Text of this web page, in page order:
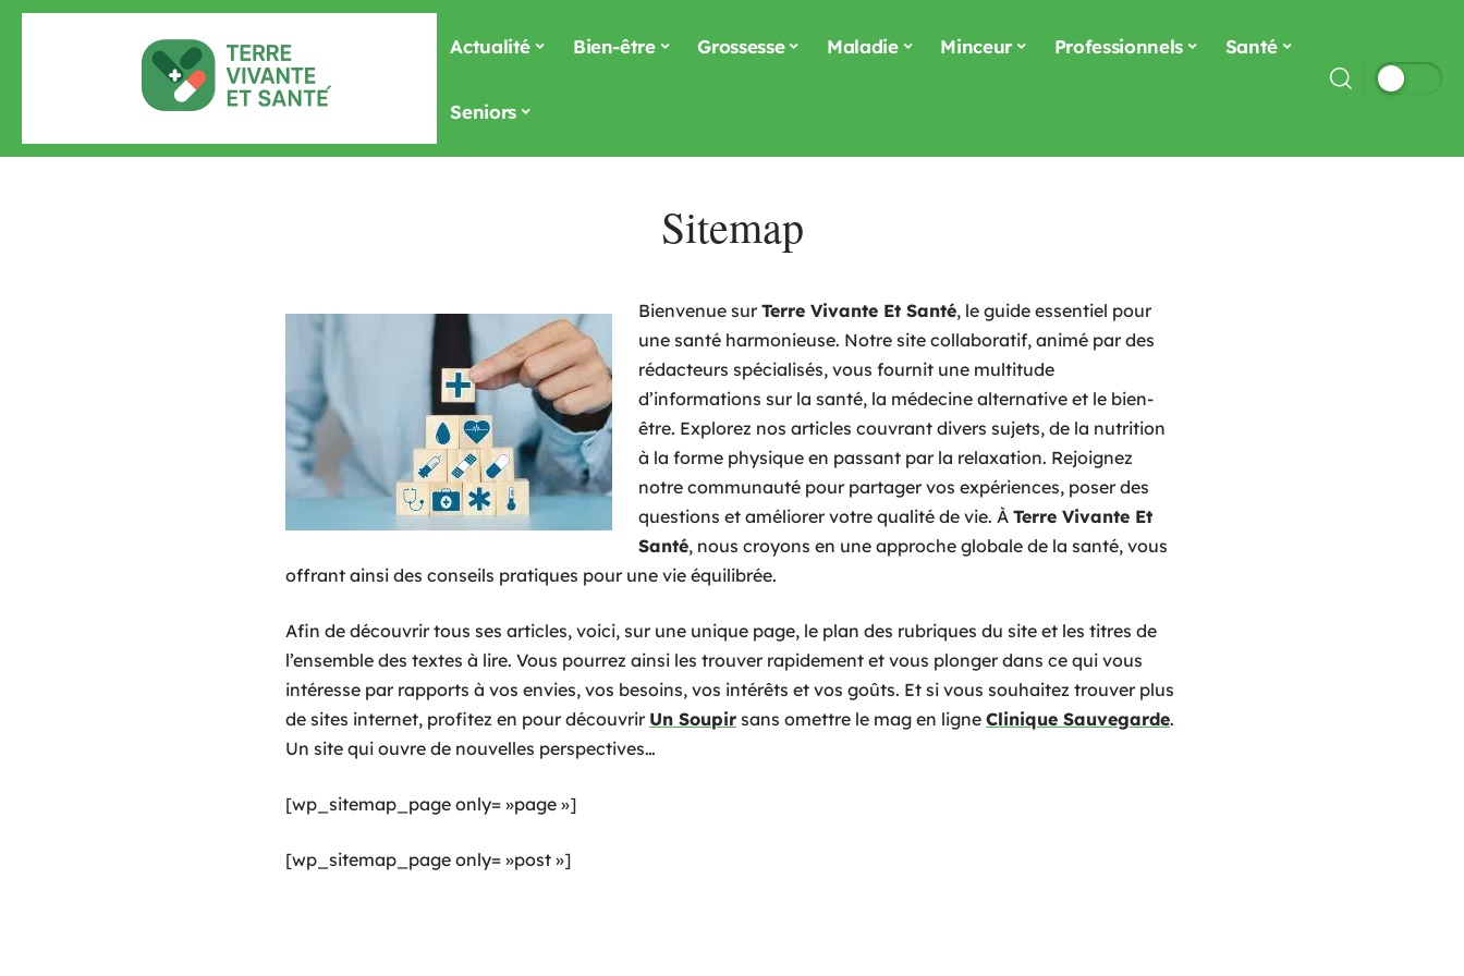
Actualité Bien-être Grossesse Maladie Minceur Professionnels Santé
Seniors
Sitemap
Bienvenue sur Terre Vivante Et Santé, le guide essentiel pour
une santé harmonieuse. Notre site collaboratif, animé par des
rédacteurs spécialisés, vous fournit une multitude
d’informations sur la santé, la médecine alternative et le bien-
être. Explorez nos articles couvrant divers sujets, de la nutrition
à la forme physique en passant par la relaxation. Rejoignez
notre communauté pour partager vos expériences, poser des
questions et améliorer votre qualité de vie. À Terre Vivante Et
Santé, nous croyons en une approche globale de la santé, vous
offrant ainsi des conseils pratiques pour une vie équilibrée.
Afin de découvrir tous ses articles, voici, sur une unique page, le plan des rubriques du site et les titres de
l’ensemble des textes à lire. Vous pourrez ainsi les trouver rapidement et vous plonger dans ce qui vous
intéresse par rapports à vos envies, vos besoins, vos intérêts et vos goûts. Et si vous souhaitez trouver plus
de sites internet, profitez en pour découvrir Un Soupir sans omettre le mag en ligne Clinique Sauvegarde.
Un site qui ouvre de nouvelles perspectives…
[wp_sitemap_page only= »page »]
[wp_sitemap_page only= »post »]